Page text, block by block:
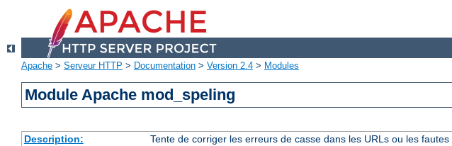
Apache > Serveur HTTP > Documentation > Version 2.4 > Modules
Module Apache mod_speling
Description:
Tente de corriger les erreurs de casse dans les URLs ou les